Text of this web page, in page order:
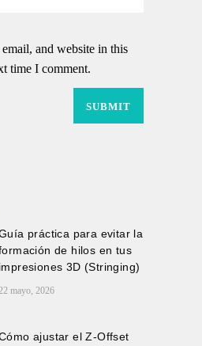
and website in this
time I comment.
práctica para evitar la
de hilos en tus
impresiones 3D (Stringing)
mayo, 2026
ajustar el Z-Offset